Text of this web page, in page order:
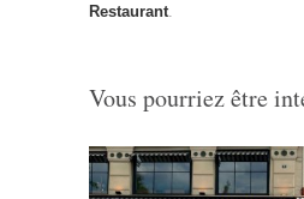
Restaurant
Vous pourriez être